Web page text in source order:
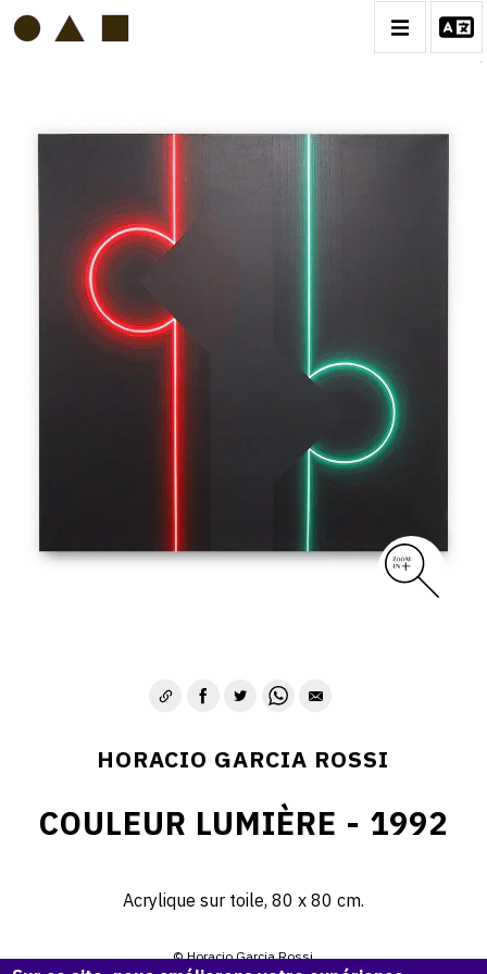
HORACIO GARCIA ROSSI
BIOGRAPHIE
CATALOGUE DES OEUVRES
CONTACT
HORACIO GARCIA ROSSI
COULEUR LUMIÈRE - 1992
Acrylique sur toile, 80 x 80 cm.
© Horacio Garcia Rossi